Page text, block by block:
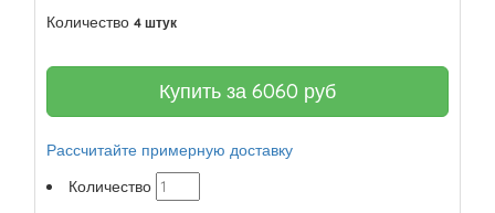
Количество 4 штук
Купить за 6060 руб
Рассчитайте примерную доставку
Количество